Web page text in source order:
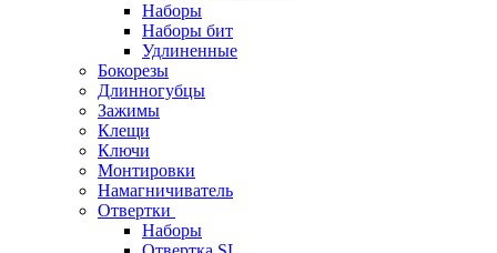
Наборы
Наборы бит
Удлиненные
Бокорезы
Длинногубцы
Зажимы
Клещи
Ключи
Монтировки
Намагничиватель
Отвертки
Наборы